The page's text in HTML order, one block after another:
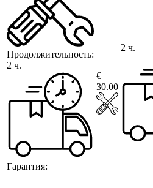
Продолжительность:
2 ч.
Гарантия:
€
30.00
2 ч.